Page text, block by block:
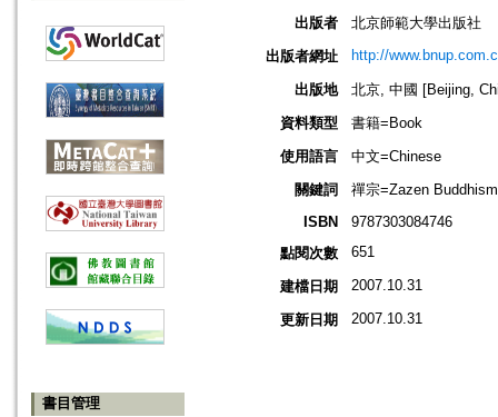
書目管理
出版者
北京師範大學出版社
出版者網址
http://
出版地
北京, 中國 [Beijing,
資料類型
書籍=Book
使用語言
中文=Chinese
關鍵詞
禪宗=Zazen
ISBN
9787303084746
點閱次數
651
建檔日期 2007.10.31
更新日期 2007.10.31